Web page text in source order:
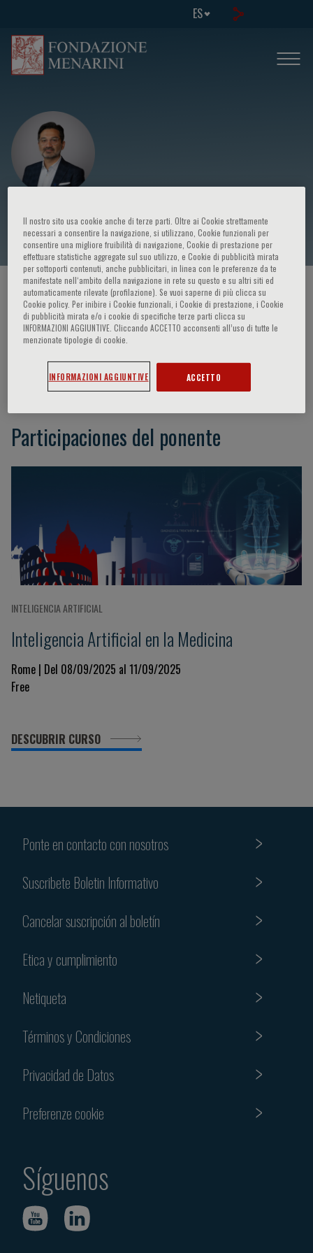
ES
Raja-Elie E. Abdulnour
HOME PAGE / CURSOS Y EVENTOS / ORADOR
Raja-Elie E. Abdulnour
Participaciones del ponente
INTELIGENCIA ARTIFICIAL
Inteligencia Artificial en la Medicina
Rome | Del 08/09/2025 al 11/09/2025
Free
DESCUBRIR CURSO
Ponte en contacto con nosotros
Suscribete Boletin Informativo
Cancelar suscripción al boletín
Etica y cumplimiento
Netiqueta
Términos y Condiciones
Privacidad de Datos
Preferenze cookie
Síguenos
Il nostro sito usa cookie anche di terze parti. Oltre ai Cookie strettamente
necessari a consentire la navigazione, si utilizzano, Cookie funzionali per
consentire una migliore fruibilità di navigazione, Cookie di prestazione per
effettuare statistiche aggregate sul suo utilizzo, e Cookie di pubblicità mirata
per sottoporti contenuti, anche pubblicitari, in linea con le preferenze da te
manifestate nell‘ambito della navigazione in rete su questo e su altri siti ed
automaticamente rilevate (profilazione). Se vuoi saperne di più clicca su
Cookie policy. Per inibire i Cookie funzionali, i Cookie di prestazione, i Cookie
di pubblicità mirata e/o i cookie di specifiche terze parti clicca su
INFORMAZIONI AGGIUNTIVE. Cliccando ACCETTO acconsenti all’uso di tutte le
menzionate tipologie di cookie.
INFORMAZIONI AGGIUNTIVE ACCETTO